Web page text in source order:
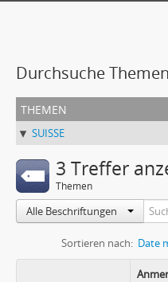
Durchsuche
themen
SUISSE
3 Treffer
Themen
Alle Beschriftungen
Sortieren nach: Date